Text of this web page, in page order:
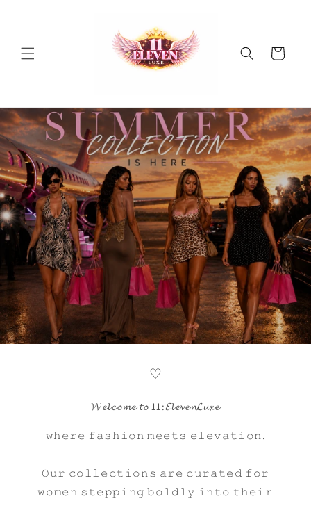
Cart
♡
𝓦𝓮𝓵𝓬𝓸𝓶𝓮 𝓽𝓸 11:𝓔𝓵𝓮𝓿𝓮𝓷𝓛𝓾𝔁𝓮
𝚠𝚑𝚎𝚛𝚎 𝚏𝚊𝚜𝚑𝚒𝚘𝚗 𝚖𝚎𝚎𝚝𝚜 𝚎𝚕𝚎𝚟𝚊𝚝𝚒𝚘𝚗.
𝙾𝚞𝚛 𝚌𝚘𝚕𝚕𝚎𝚌𝚝𝚒𝚘𝚗𝚜 𝚊𝚛𝚎 𝚌𝚞𝚛𝚊𝚝𝚎𝚍 𝚏𝚘𝚛
𝚠𝚘𝚖𝚎𝚗 𝚜𝚝𝚎𝚙𝚙𝚒𝚗𝚐 𝚋𝚘𝚕𝚍𝚕𝚢 𝚒𝚗𝚝𝚘 𝚝𝚑𝚎𝚒𝚛